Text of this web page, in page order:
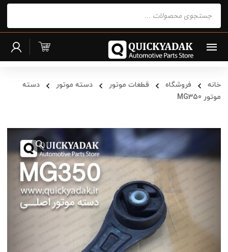
search
خانه فروشگاه قطعات موتور دسته موتور
دسته
موتور MG350